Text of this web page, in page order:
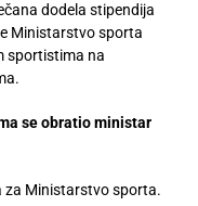
dodela stipendija
Ministarstvo sporta
sportistima na
se obratio ministar
za Ministarstvo sporta.